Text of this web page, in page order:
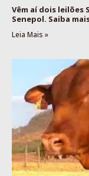
Vêm aí dois leilões
Senepol. Saiba
Leia Mais »